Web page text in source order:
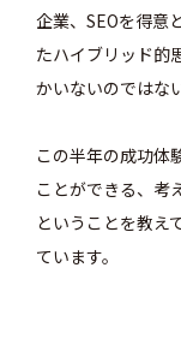
企業、SEOを得意
たハイブリッド的
かいないのではな
この半年の成功体
ことができる、考
ということを教え
ています。